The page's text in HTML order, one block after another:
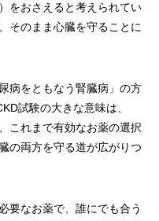
をおさえると考えられてい
そのまま心臓を守ることに
病をともなう腎臓病」の方
試験の大きな意味は、
これまで有効なお薬の選択
の両方を守る道が広がりつ
要なお薬で、誰にでも合う